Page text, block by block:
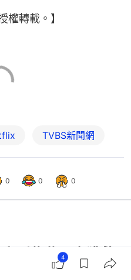
權轉載。】
TVBS新聞網
0 0 0
到住貧民窟獲救
關注
4